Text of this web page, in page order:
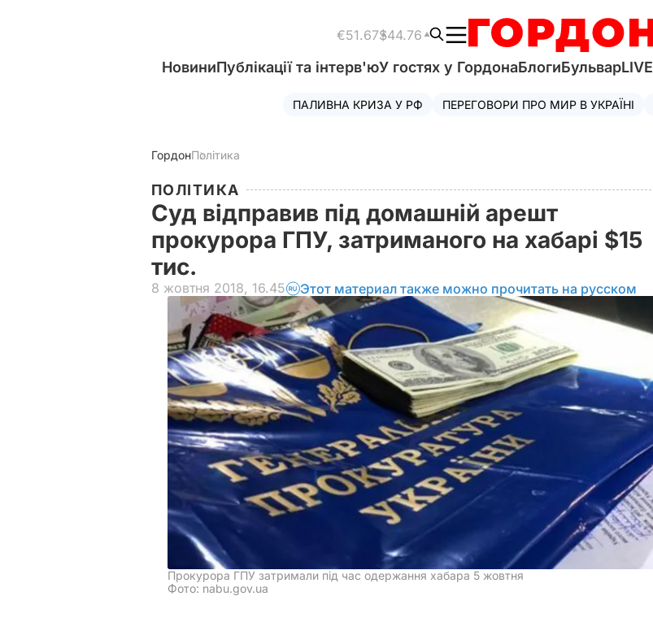
€51.67$44.76
НовиниПублікації та інтерв'юУ гостях у ГордонаБлогиБульварLIVE
ПАЛИВНА КРИЗА У РФ ПЕРЕГОВОРИ ПРО МИР В УКРАЇНІ
ГордонПолітика
ПОЛІТИКА
Суд відправив під домашній арешт
прокурора ГПУ, затриманого на хабарі $15
тис.
8 жовтня 2018, 16.45 Этот материал также можно прочитать на русском
Прокурора ГПУ затримали під час одержання хабара 5 жовтня
Фото: nabu.gov.ua